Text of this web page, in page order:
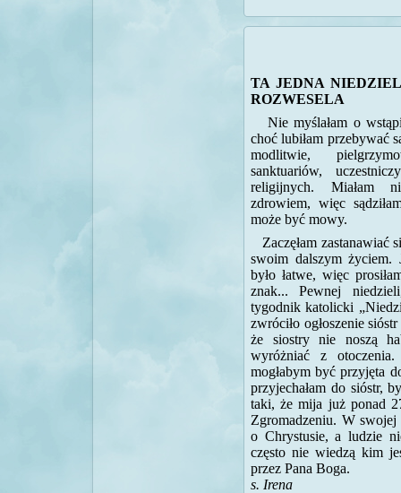
TA JEDNA
ROZWESELA
Nie myślałam o
choć lubiłam przebywać
modlitwie,
sanktuariów,
religijnych. Miałam
zdrowiem, więc
może być mowy.
Zaczęłam zastanawiać
swoim dalszym życiem.
było łatwe, więc
znak... Pewnej
tygodnik katolicki
zwróciło ogłoszenie
że siostry nie noszą
wyróżniać z
mogłabym być przyjęta
przyjechałam do sióstr,
taki, że mija już ponad
Zgromadzeniu. W
o Chrystusie, a ludzie
często nie wiedzą kim
przez Pana Boga.
s. Irena